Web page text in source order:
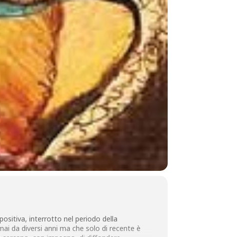
interrotto nel periodo della
da diversi anni ma che solo di recente è